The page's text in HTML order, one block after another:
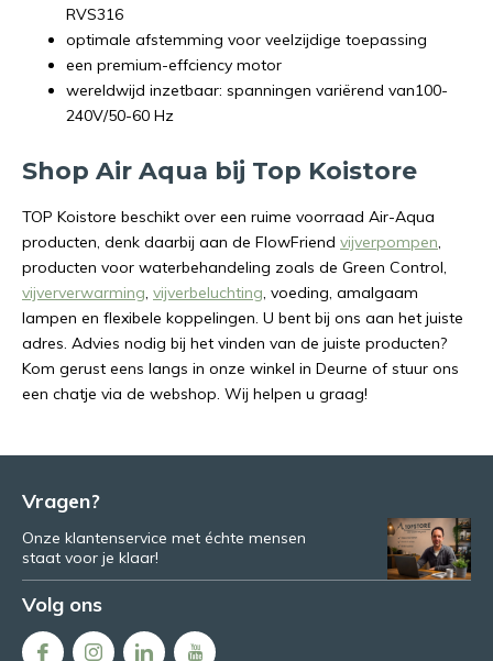
RVS316
optimale afstemming voor veelzijdige toepassing
een premium-effciency motor
wereldwijd inzetbaar: spanningen variërend van100-
240V/50-60 Hz
Shop Air Aqua bij Top Koistore
TOP Koistore beschikt over een ruime voorraad Air-Aqua
producten, denk daarbij aan de FlowFriend vijverpompen,
producten voor waterbehandeling zoals de Green Control,
vijververwarming, vijverbeluchting, voeding, amalgaam
lampen en flexibele koppelingen. U bent bij ons aan het juiste
adres. Advies nodig bij het vinden van de juiste producten?
Kom gerust eens langs in onze winkel in Deurne of stuur ons
een chatje via de webshop. Wij helpen u graag!
Vragen?
Onze klantenservice met échte mensen
staat voor je klaar!
Volg ons